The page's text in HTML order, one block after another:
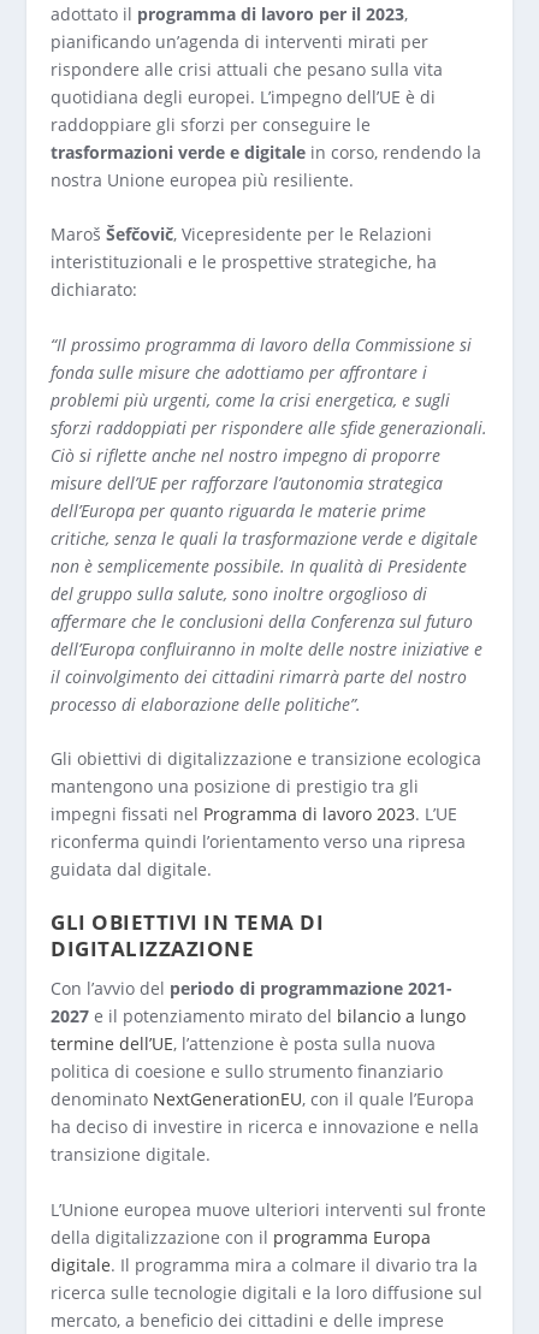
adottato il programma di lavoro per il 2023,
pianificando un’agenda di interventi mirati per
rispondere alle crisi attuali che pesano sulla vita
quotidiana degli europei. L’impegno dell’UE è di
raddoppiare gli sforzi per conseguire le
trasformazioni verde e digitale in corso, rendendo la
nostra Unione europea più resiliente.
MarošŠefčovič, Vicepresidente per le Relazioni
interistituzionali e le prospettive strategiche, ha
dichiarato:
“Il prossimo programma di lavoro della Commissione si
fonda sulle misure che adottiamo per affrontare i
problemi più urgenti, come la crisi energetica, e sugli
sforzi raddoppiati per rispondere alle sfide generazionali.
Ciò si riflette anche nel nostro impegno di proporre
misure dell’UE per rafforzare l’autonomia strategica
dell’Europa per quanto riguarda le materie prime
critiche, senza le quali la trasformazione verde e digitale
non è semplicemente possibile. In qualità di Presidente
del gruppo sulla salute, sono inoltre orgoglioso di
affermare che le conclusioni della Conferenza sul futuro
dell’Europa confluiranno in molte delle nostre iniziative e
il coinvolgimento dei cittadini rimarrà parte del nostro
processo di elaborazione delle politiche”.
Gli obiettivi di digitalizzazione e transizione ecologica
mantengono una posizione di prestigio tra gli
impegni fissati nel Programma di lavoro 2023. L’UE
riconferma quindi l’orientamento verso una ripresa
guidata dal digitale.
GLI OBIETTIVI IN TEMA DI
DIGITALIZZAZIONE
Con l’avvio del periodo di programmazione 2021-
2027 e il potenziamento mirato del bilancio a lungo
termine dell’UE, l’attenzione è posta sulla nuova
politica di coesione e sullo strumento finanziario
denominato NextGenerationEU, con il quale l’Europa
ha deciso di investire in ricerca e innovazione e nella
transizione digitale.
L’Unione europea muove ulteriori interventi sul fronte
della digitalizzazione con il programma Europa
digitale. Il programma mira a colmare il divario tra la
ricerca sulle tecnologie digitali e la loro diffusione sul
mercato, a beneficio dei cittadini e delle imprese